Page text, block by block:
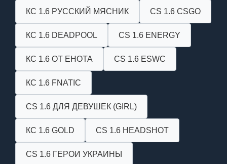
КС 1.6 РУССКИЙ МЯСНИК CS 1.6 CSGO
КС 1.6 DEADPOOL CS 1.6 ENERGY
КС 1.6 ОТ ЕНОТА CS 1.6 ESWC
КС 1.6 FNATIC
CS 1.6 ДЛЯ ДЕВУШЕК (GIRL)
КС 1.6 GOLD CS 1.6 HEADSHOT
CS 1.6 ГЕРОИ УКРАИНЫ